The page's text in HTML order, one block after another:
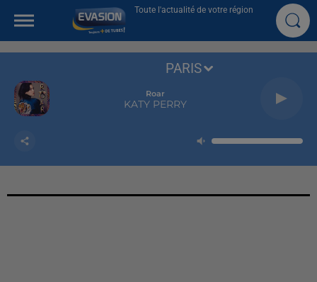
Toute l'actualité de votre région
Roar
KATY PERRY
PARIS